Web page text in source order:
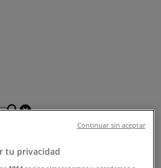
Σπίτι & ΚήποςΠαιδιά &
Ταξίδια
tu privacidad
Continuar sin aceptar